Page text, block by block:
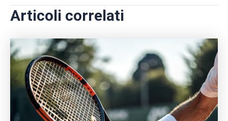
Articoli correlati